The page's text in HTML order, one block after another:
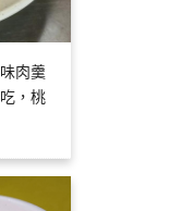
肉羹
，桃